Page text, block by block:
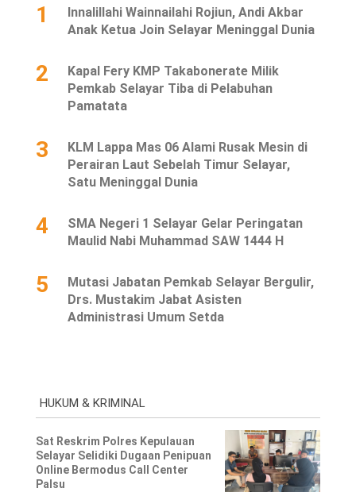
1
Innalillahi Wainnailahi Rojiun, Andi Akbar
Anak Ketua Join Selayar Meninggal Dunia
2
Kapal Fery KMP Takabonerate Milik
Pemkab Selayar Tiba di Pelabuhan
Pamatata
3
KLM Lappa Mas 06 Alami Rusak Mesin di
Perairan Laut Sebelah Timur Selayar,
Satu Meninggal Dunia
4
SMA Negeri 1 Selayar Gelar Peringatan
Maulid Nabi Muhammad SAW 1444 H
5
Mutasi Jabatan Pemkab Selayar Bergulir,
Drs. Mustakim Jabat Asisten
Administrasi Umum Setda
HUKUM & KRIMINAL
Sat Reskrim Polres Kepulauan
Selayar Selidiki Dugaan Penipuan
Online Bermodus Call Center
Palsu